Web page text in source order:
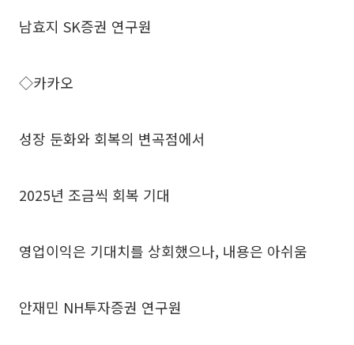
남효지 SK증권 연구원
◇카카오
성장 둔화와 회복의 변곡점에서
2025년 조금씩 회복 기대
영업이익은 기대치를 상회했으나, 내용은 아쉬움
안재민 NH투자증권 연구원